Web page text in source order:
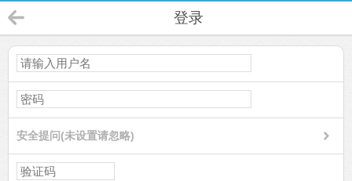
登录
安全提问(未设置请忽略)